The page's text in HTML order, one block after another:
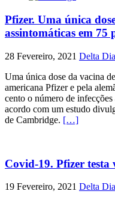
Pfizer. Uma única
assintomáticas em 75
28 Fevereiro, 2021 Delta
Uma única dose da vacina
americana Pfizer e pela
cento o número de
acordo com um estudo
de Cambridge. […]
Covid-19. Pfizer testa
19 Fevereiro, 2021 Delta